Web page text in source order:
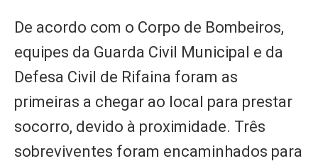
De acordo com o Corpo de Bombeiros,
equipes da Guarda Civil Municipal e da
Defesa Civil de Rifaina foram as
primeiras a chegar ao local para prestar
socorro, devido à proximidade. Três
sobreviventes foram encaminhados para